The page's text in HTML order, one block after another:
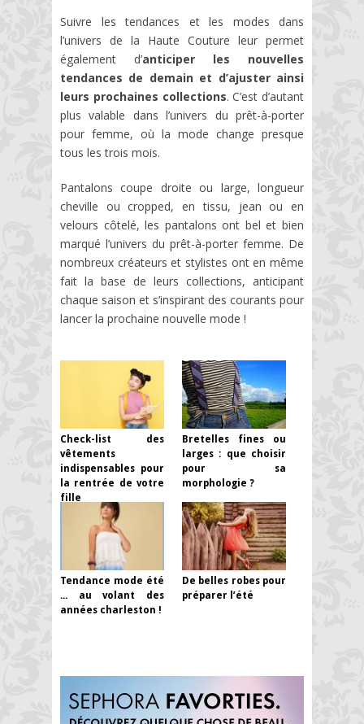
Suivre les tendances et les modes dans
l’univers de la Haute Couture leur permet
également d’anticiper les nouvelles
tendances de demain et d’ajuster ainsi
leurs prochaines collections. C’est d’autant
plus valable dans l’univers du prêt-à-porter
pour femme, où la mode change presque
tous les trois mois.
Pantalons coupe droite ou large, longueur
cheville ou cropped, en tissu, jean ou en
velours côtelé, les pantalons ont bel et bien
marqué l’univers du prêt-à-porter femme. De
nombreux créateurs et stylistes ont en même
fait la base de leurs collections, anticipant
chaque saison et s’inspirant des courants pour
lancer la prochaine nouvelle mode !
Check-list des
vêtements
indispensables pour
la rentrée de votre
fille
Bretelles fines ou
larges : que choisir
pour sa
morphologie ?
Tendance mode été
... au volant des
années charleston !
De belles robes pour
préparer l’été